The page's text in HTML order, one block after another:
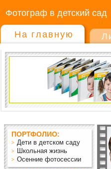
Фотограф в детский сад
На главную
ПОРТФОЛИО:
Дети в детском саду
Школьная жизнь
Осенние фотосессии